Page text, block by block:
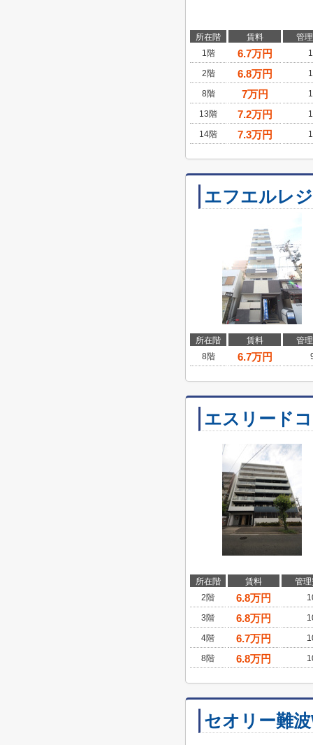
所在階 賃料
管
1階
6.7万円
2階 6.8万円
8階 7万円
13階 7.2万円
14階 7.3万円
エフエルレ
所在階 賃料
管
8階
6.7万円
エスリード
所在階 賃料
管
2階
6.8万円
3階 6.8万円
4階 6.7万円
8階 6.8万円
セオリー難